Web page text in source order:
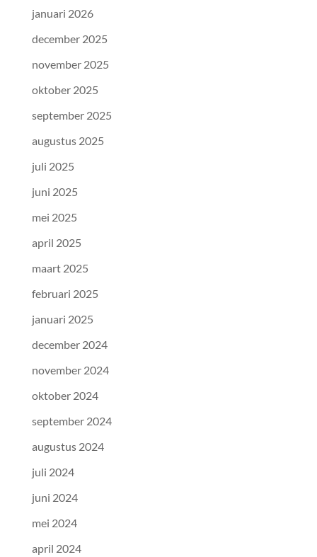
januari 2026
december 2025
november 2025
oktober 2025
september 2025
augustus 2025
juli 2025
juni 2025
mei 2025
april 2025
maart 2025
februari 2025
januari 2025
december 2024
november 2024
oktober 2024
september 2024
augustus 2024
juli 2024
juni 2024
mei 2024
april 2024